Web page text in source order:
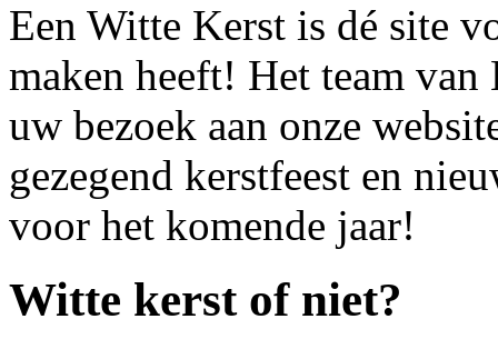
Een Witte Kerst is dé site
maken heeft! Het team
uw bezoek aan onze
gezegend kerstfeest en
voor het komende jaar!
Witte kerst of niet?